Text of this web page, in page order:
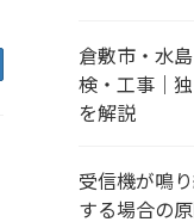
倉敷市・水
検・工事｜
を解説
受信機が鳴
する場合の